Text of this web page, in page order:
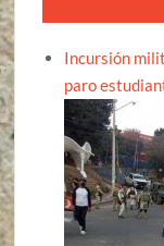
Incursión
paro